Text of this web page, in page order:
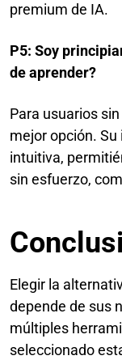
premium de IA.
P5: Soy
de aprender?
Para usuarios
mejor opción.
intuitiva,
sin esfuerzo,
Elegir la
depende de sus
múltiples
seleccionado